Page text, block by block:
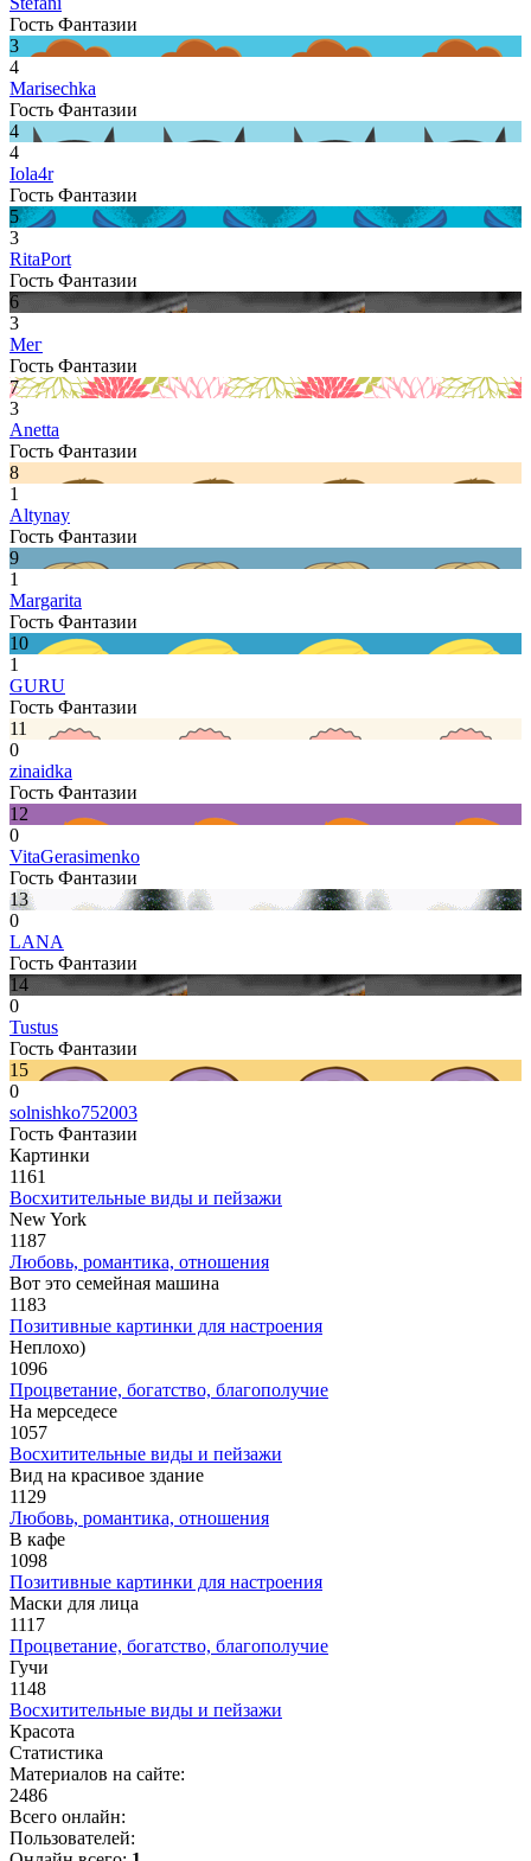
Гость Фантазии
3
4
Marisechka
Гость Фантазии
4
4
Iola4r
Гость Фантазии
5
3
RitaPort
Гость Фантазии
6
3
Мег
Гость Фантазии
7
3
Anetta
Гость Фантазии
8
1
Altynay
Гость Фантазии
9
1
Margarita
Гость Фантазии
10
1
GURU
Гость Фантазии
11
0
zinaidka
Гость Фантазии
12
0
VitaGerasimenko
Гость Фантазии
13
0
LANA
Гость Фантазии
14
0
Tustus
Гость Фантазии
15
0
solnishko752003
Гость Фантазии
Картинки
1161
Восхитительные виды и пейзажи
New York
1187
Любовь, романтика, отношения
Вот это семейная машина
1183
Позитивные картинки для настроения
Неплохо)
1096
Процветание, богатство, благополучие
На мерседесе
1057
Восхитительные виды и пейзажи
Вид на красивое здание
1129
Любовь, романтика, отношения
В кафе
1098
Позитивные картинки для настроения
Маски для лица
1117
Процветание, богатство, благополучие
Гучи
1148
Восхитительные виды и пейзажи
Красота
Статистика
Материалов на сайте:
2486
Всего онлайн:
Пользователей: